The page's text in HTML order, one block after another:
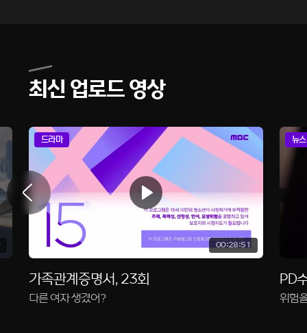
최신 업로드 영상
드라마
00:28:51
가족관계증명서, 23회
다른 여자 생겼어?
뉴스
PD
위험